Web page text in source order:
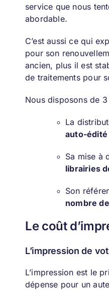
service que nous
abordable.
C’est aussi ce qui
pour son
ancien, plus il est
de traitements pour
Nous disposons de
La
auto-édité
Sa mise à
librairies
Son
nombre
Le coût
L’impression de
L’impression est le
dépense pour un